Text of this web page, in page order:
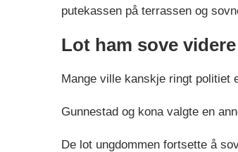
putekassen på terrassen og
Lot ham sove videre
Mange ville kanskje ringt politiet
Gunnestad og kona valgte en
De lot ungdommen fortsette å